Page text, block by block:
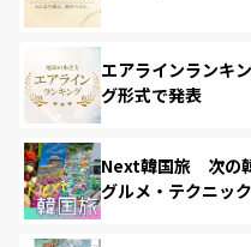
エアラインランキ
グ形式で発表
Next韓国旅 次の
グルメ・テクニック